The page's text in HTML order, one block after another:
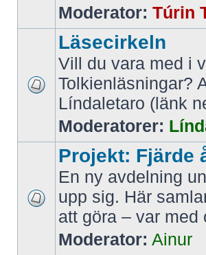
Moderator: Túrin
Läsecirkeln
Vill du vara med i
Tolkienläsningar?
Líndaletaro (länk
Moderatorer:
Projekt: Fjärde
En ny avdelning
upp sig. Här
att göra – var med
Moderator: Ainur